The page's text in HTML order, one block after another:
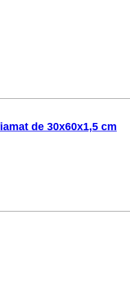
de 30x60x1,5 cm